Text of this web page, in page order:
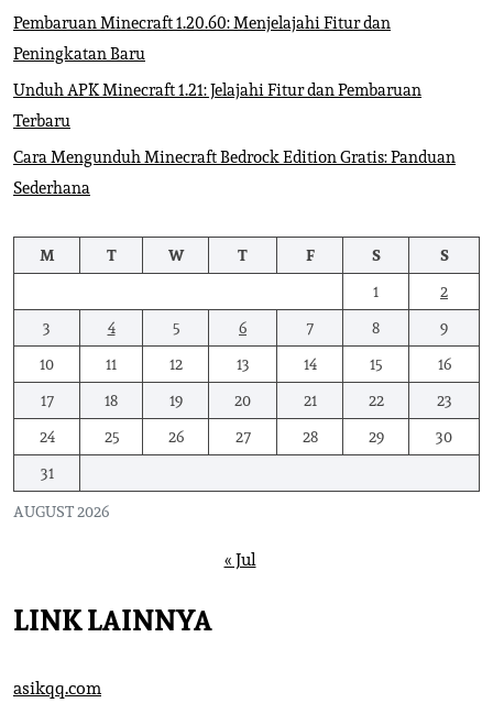
Pembaruan Minecraft 1.20.60: Menjelajahi Fitur dan
Peningkatan Baru
Unduh APK Minecraft 1.21: Jelajahi Fitur dan Pembaruan
Terbaru
Cara Mengunduh Minecraft Bedrock Edition Gratis: Panduan
Sederhana
AUGUST 2026
M T W T F S
S
1
2
3
4 5 6 7 8
9
10
11 12 13 14 15
16
17
18 19 20 21 22
23
24
25 26 27 28 29
30
31
« Jul
LINK LAINNYA
asikqq.com